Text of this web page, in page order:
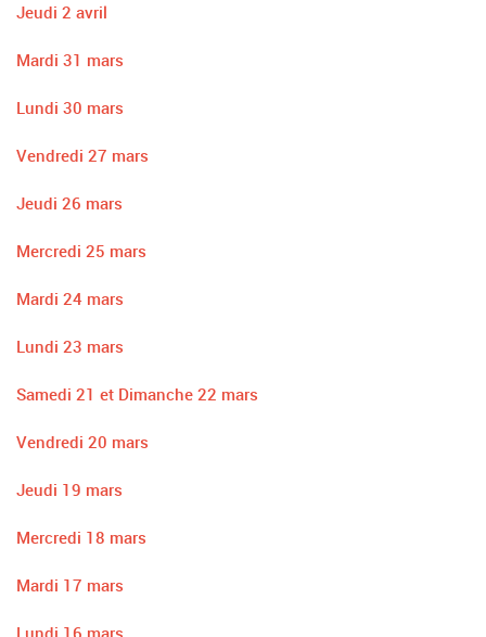
Jeudi 2 avril
Mardi 31 mars
Lundi 30 mars
Vendredi 27 mars
Jeudi 26 mars
Mercredi 25 mars
Mardi 24 mars
Lundi 23 mars
Samedi 21 et Dimanche 22 mars
Vendredi 20 mars
Jeudi 19 mars
Mercredi 18 mars
Mardi 17 mars
Lundi 16 mars